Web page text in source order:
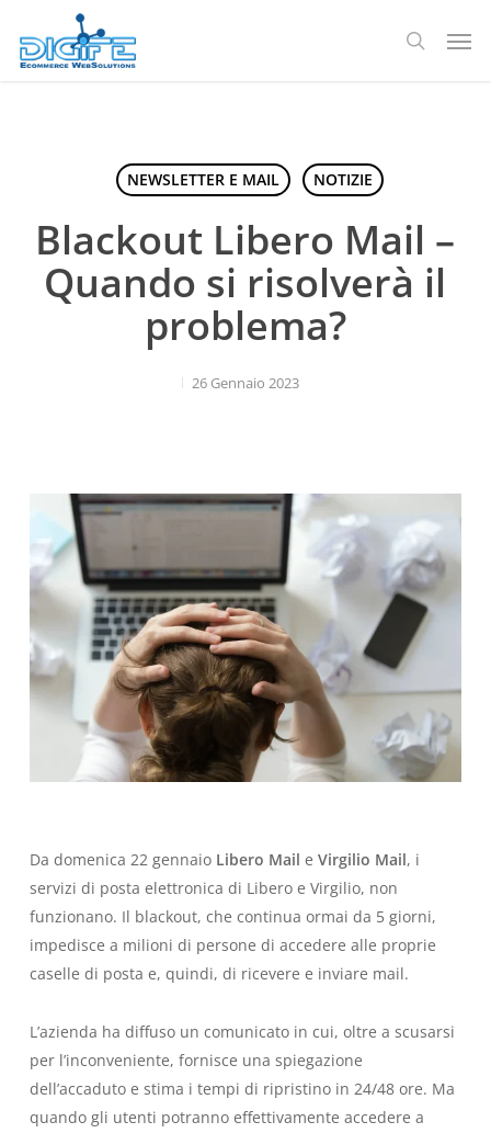
contenuto
ricerca
NEWSLETTER E MAIL NOTIZIE
Blackout Libero Mail –
Quando si risolverà il
problema?
26 Gennaio 2023
Da domenica 22 gennaio Libero Mail e Virgilio Mail, i
servizi di posta elettronica di Libero e Virgilio, non
funzionano. Il blackout, che continua ormai da 5 giorni,
impedisce a milioni di persone di accedere alle proprie
caselle di posta e, quindi, di ricevere e inviare mail.
L’azienda ha diffuso un comunicato in cui, oltre a scusarsi
per l’inconveniente, fornisce una spiegazione
dell’accaduto e stima i tempi di ripristino in 24/48 ore. Ma
quando gli utenti potranno effettivamente accedere a